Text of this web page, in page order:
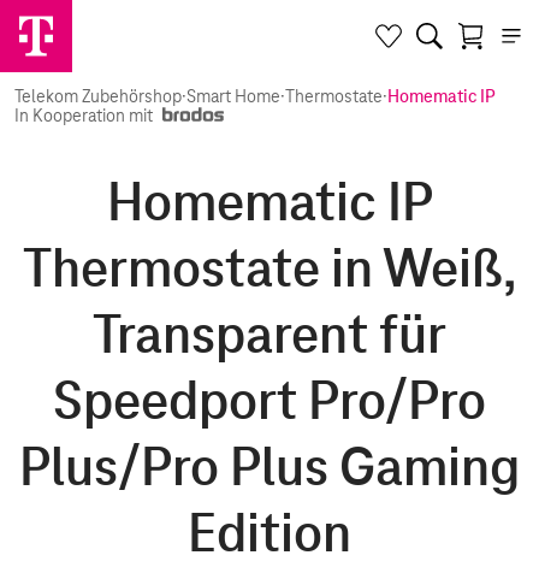
Telekom Zubehörshop·Smart Home·Thermostate·Homematic IP
In Kooperation mit
Homematic IP
Thermostate in Weiß,
Transparent für
Speedport Pro/Pro
Plus/Pro Plus Gaming
Edition